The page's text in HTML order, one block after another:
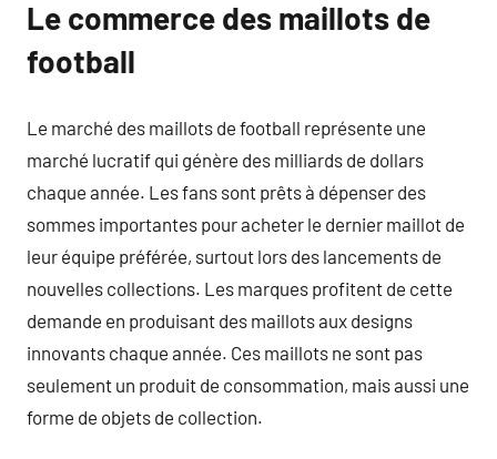
Le commerce des maillots de
football
Le marché des maillots de football représente une
marché lucratif qui génère des milliards de dollars
chaque année. Les fans sont prêts à dépenser des
sommes importantes pour acheter le dernier maillot de
leur équipe préférée, surtout lors des lancements de
nouvelles collections. Les marques profitent de cette
demande en produisant des maillots aux designs
innovants chaque année. Ces maillots ne sont pas
seulement un produit de consommation, mais aussi une
forme de objets de collection.